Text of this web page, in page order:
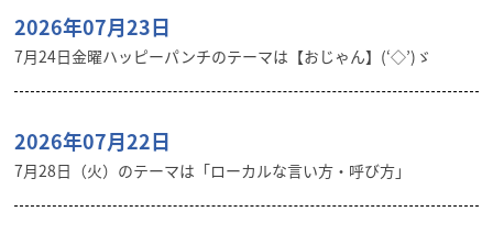
2026年07月23日
7月24日金曜ハッピーパンチのテーマは【おじゃん】(‘◇’)ゞ
2026年07月22日
7月28日（火）のテーマは「ローカルな言い方・呼び方」